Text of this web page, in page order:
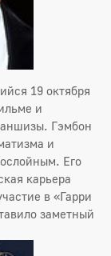
19 октября
и
Гэмбон
и
Его
карьера
в «Гарри
заметный